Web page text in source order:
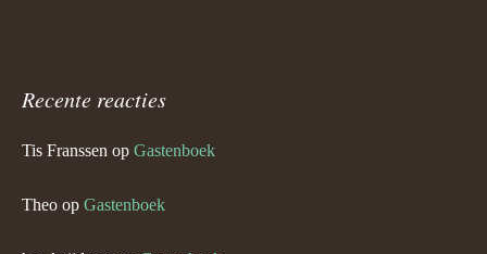
Recente reacties
Tis Franssen op Gastenboek
Theo op Gastenboek